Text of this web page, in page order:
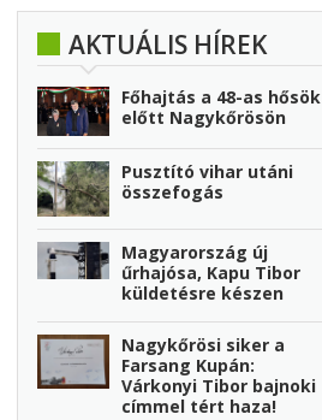
AKTUÁLIS HÍREK
Főhajtás a 48-as hősök
előtt Nagykőrösön
Pusztító vihar utáni
összefogás
Magyarország új
űrhajósa, Kapu Tibor
küldetésre készen
Nagykőrösi siker a
Farsang Kupán:
Várkonyi Tibor bajnoki
címmel tért haza!